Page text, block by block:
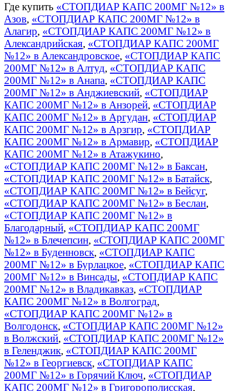
Где купить «СТОПДИАР КАПС 200МГ №12» в
Азов, «СТОПДИАР КАПС 200МГ №12» в
Алагир, «СТОПДИАР КАПС 200МГ №12» в
Александрийская, «СТОПДИАР КАПС 200МГ
№12» в Александровское, «СТОПДИАР КАПС
200МГ №12» в Алтуд, «СТОПДИАР КАПС
200МГ №12» в Анапа, «СТОПДИАР КАПС
200МГ №12» в Анджиевский, «СТОПДИАР
КАПС 200МГ №12» в Анзорей, «СТОПДИАР
КАПС 200МГ №12» в Аргудан, «СТОПДИАР
КАПС 200МГ №12» в Арзгир, «СТОПДИАР
КАПС 200МГ №12» в Армавир, «СТОПДИАР
КАПС 200МГ №12» в Атажукино,
«СТОПДИАР КАПС 200МГ №12» в Баксан,
«СТОПДИАР КАПС 200МГ №12» в Батайск,
«СТОПДИАР КАПС 200МГ №12» в Бейсуг,
«СТОПДИАР КАПС 200МГ №12» в Беслан,
«СТОПДИАР КАПС 200МГ №12» в
Благодарный, «СТОПДИАР КАПС 200МГ
№12» в Блечепсин, «СТОПДИАР КАПС 200МГ
№12» в Буденновск, «СТОПДИАР КАПС
200МГ №12» в Бурлацкое, «СТОПДИАР КАПС
200МГ №12» в Винсады, «СТОПДИАР КАПС
200МГ №12» в Владикавказ, «СТОПДИАР
КАПС 200МГ №12» в Волгоград,
«СТОПДИАР КАПС 200МГ №12» в
Волгодонск, «СТОПДИАР КАПС 200МГ №12»
в Волжский, «СТОПДИАР КАПС 200МГ №12»
в Геленджик, «СТОПДИАР КАПС 200МГ
№12» в Георгиевск, «СТОПДИАР КАПС
200МГ №12» в Горячий Ключ, «СТОПДИАР
КАПС 200МГ №12» в Григорополисская,